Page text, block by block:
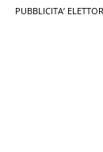
PUBBLICITA’